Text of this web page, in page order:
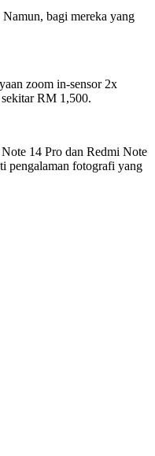
bagi mereka yang
zoom in-sensor 2x
RM 1,500.
14 Pro dan Redmi Note
pengalaman fotografi yang